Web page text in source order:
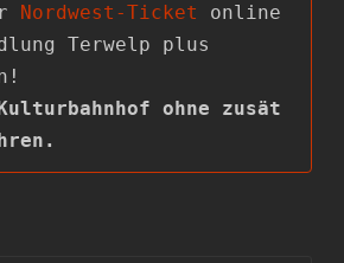
Nordwest-Ticket
online
Terwelp plus
ohne zusät